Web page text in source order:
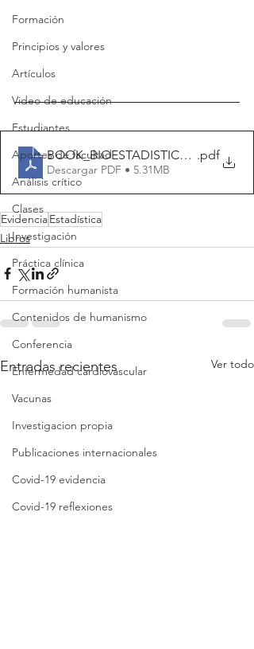
Formación
Principios y valores
Artículos
Video de educación
Estudiantes
Aportes de facultad
Análisis crítico
Clases
Investigación
Práctica clínica
Formación humanista
Contenidos de humanismo
Conferencia
Enfermedad cardiovascular
Vacunas
Investigacion propia
Publicaciones internacionales
Covid-19 evidencia
Covid-19 reflexiones
.pdf
Descargar PDF • 5.31MB
EvidenciaEstadística
Libros
Entradas recientes Ver todo